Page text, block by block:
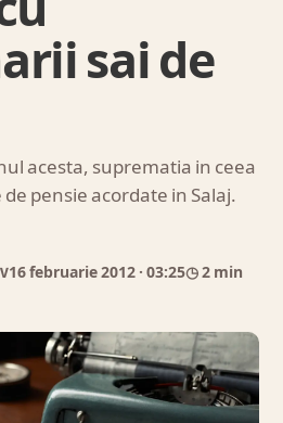
sai de
acesta, suprematia in ceea
pensie acordate in Salaj.
16 februarie 2012 · 03:25◷ 2 min